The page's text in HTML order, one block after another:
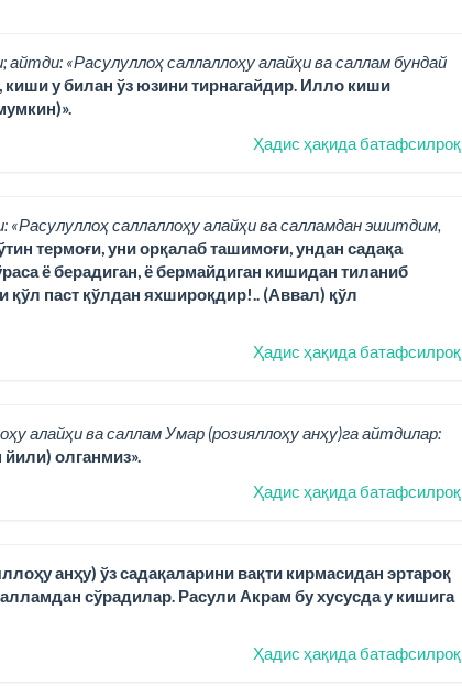
«Расулуллоҳ саллаллоҳу алайҳи ва саллам бундай
у билан ўз юзини тирнагайдир. Илло киши
Ҳадис ҳақида батафсилроқ
саллаллоҳу алайҳи ва салламдан эшитдим,
термоғи, уни орқалаб ташимоғи, ундан садақа
ё берадиган, ё бермайдиган кишидан тиланиб
қўл паст қўлдан яхшироқдир!.. (Аввал) қўл
Ҳадис ҳақида батафсилроқ
алайҳи ва саллам Умар (розияллоҳу анҳу)га айтдилар:
йили) олганмиз».
Ҳадис ҳақида батафсилроқ
анҳу) ўз садақаларини вақти кирмасидан эртароқ
сўрадилар. Расули Акрам бу хусусда у кишига
Ҳадис ҳақида батафсилроқ